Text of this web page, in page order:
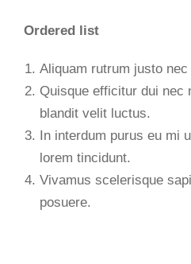
Ordered list
Aliquam rutrum justo
Quisque efficitur dui nec
blandit velit luctus.
In interdum purus eu mi
lorem tincidunt.
Vivamus scelerisque
posuere.